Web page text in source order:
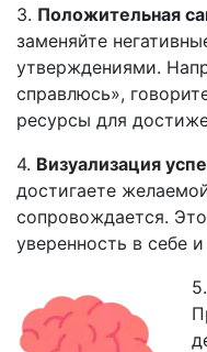
3. Положительная
заменяйте
утверждениями.
справлюсь»,
ресурсы для
4. Визуализация
достигаете
сопровождается.
уверенность в себе
5.